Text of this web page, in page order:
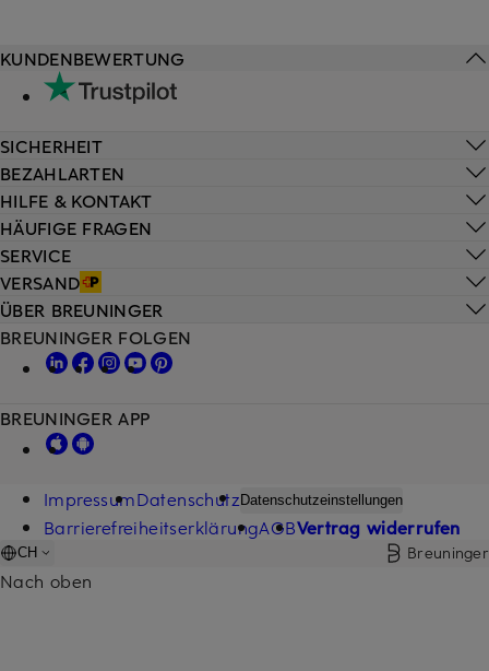
HILFE & KONTAKT
HÄUFIGE FRAGEN
SERVICE
VERSAND
KUNDENBEWERTUNG
SICHERHEIT
BEZAHLARTEN
ÜBER BREUNINGER
BREUNINGER FOLGEN
BREUNINGER APP
ImpressumDatenschutz Datenschutzeinstellungen
BarrierefreiheitserklärungAGBVertrag widerrufen
CH Breuninger
Nach oben